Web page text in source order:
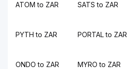
ATOM to ZAR SATS to ZAR
PYTH to ZAR PORTAL to ZAR
ONDO to ZAR MYRO to ZAR